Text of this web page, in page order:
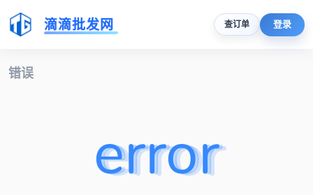
滴滴批发网 查订单 登录
错误
error